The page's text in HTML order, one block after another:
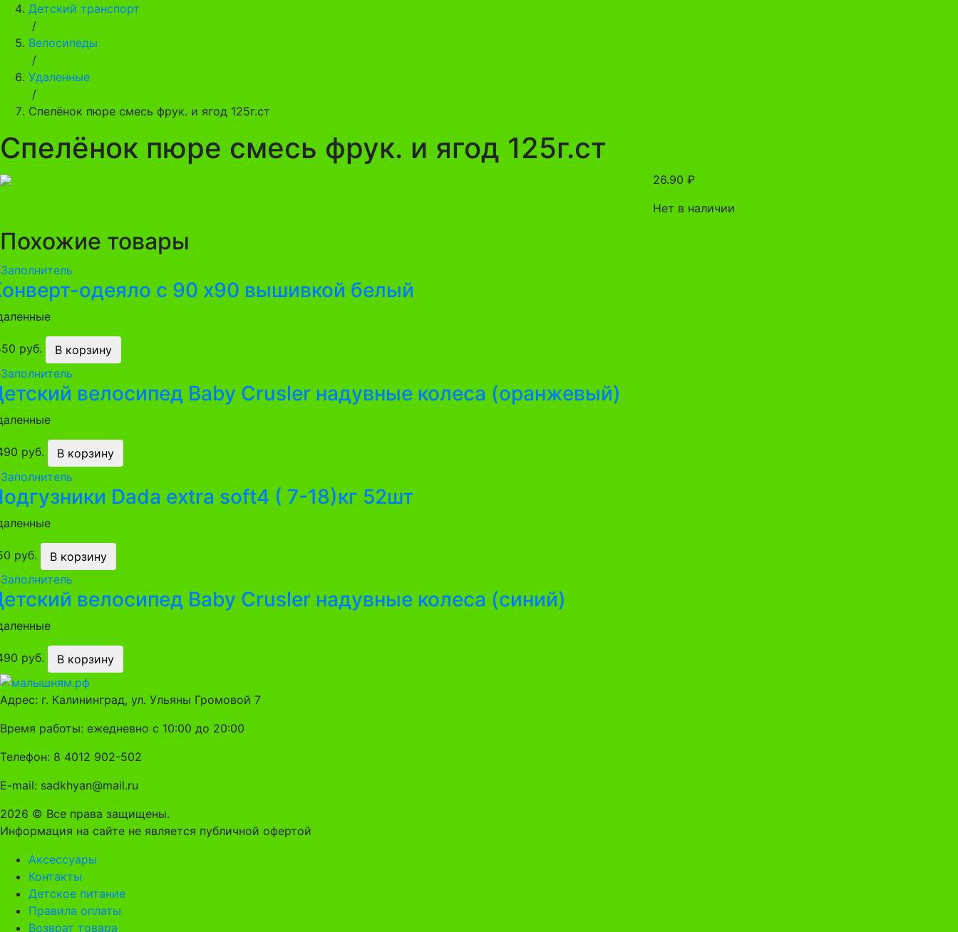
Детский транспорт
/
Велосипеды
/
Удаленные
/
Спелёнок пюре смесь фрук. и ягод 125г.ст
Спелёнок пюре смесь фрук. и ягод 125г.ст
26.90 ₽
Нет в наличии
Похожие товары
одеяло с 90 х90 вышивкой белый
руб. В корзину
велосипед Baby Crusler надувные колеса (оранжевый)
руб. В корзину
Dada extra soft4 ( 7-18)кг 52шт
руб. В корзину
велосипед Baby Crusler надувные колеса (синий)
руб. В корзину
Адрес: г. Калининград, ул. Ульяны Громовой 7
Время работы: ежедневно с 10:00 до 20:00
Телефон: 8 4012 902-502
E-mail: sadkhyan@mail.ru
2026 © Все права защищены.
Информация на сайте не является публичной офертой
Аксессуары
Контакты
Детское питание
Правила оплаты
Возврат товара